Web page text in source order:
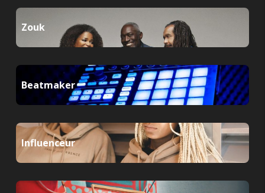
Zouk
Beatmaker
Influenceur